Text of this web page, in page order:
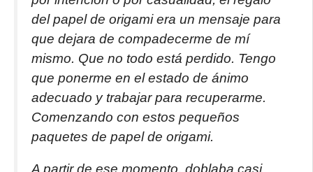
del papel de origami era un mensaje para
que dejara de compadecerme de mí
mismo. Que no todo está perdido. Tengo
que ponerme en el estado de ánimo
adecuado y trabajar para recuperarme.
Comenzando con estos pequeños
paquetes de papel de origami.
A partir de ese momento, doblaba casi